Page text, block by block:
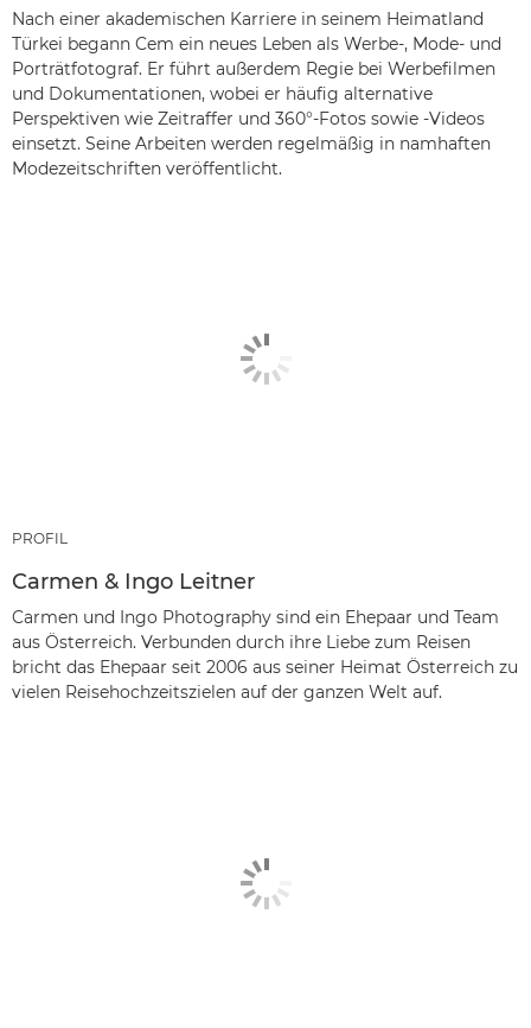
Nach einer akademischen Karriere in seinem Heimatland
Türkei begann Cem ein neues Leben als Werbe-, Mode- und
Porträtfotograf. Er führt außerdem Regie bei Werbefilmen
und Dokumentationen, wobei er häufig alternative
Perspektiven wie Zeitraffer und 360°-Fotos sowie -Videos
einsetzt. Seine Arbeiten werden regelmäßig in namhaften
Modezeitschriften veröffentlicht.
PROFIL
Carmen & Ingo Leitner
Carmen und Ingo Photography sind ein Ehepaar und Team
aus Österreich. Verbunden durch ihre Liebe zum Reisen
bricht das Ehepaar seit 2006 aus seiner Heimat Österreich zu
vielen Reisehochzeitszielen auf der ganzen Welt auf.